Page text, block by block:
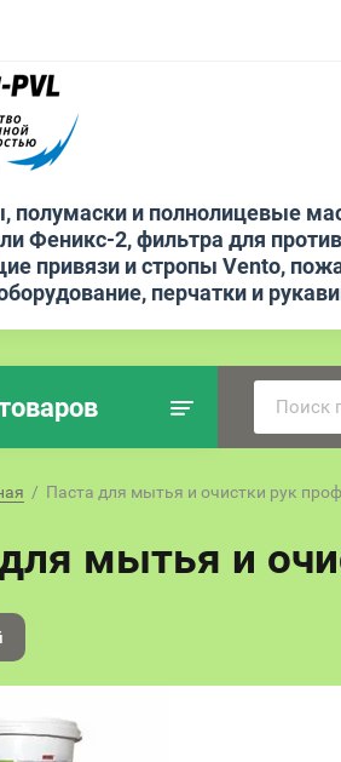
полумаски и полнолицевые
Феникс-2, фильтра для
привязи и стропы Vento,
перчатки и
/  Паста для мытья и очистки рук
мытья и